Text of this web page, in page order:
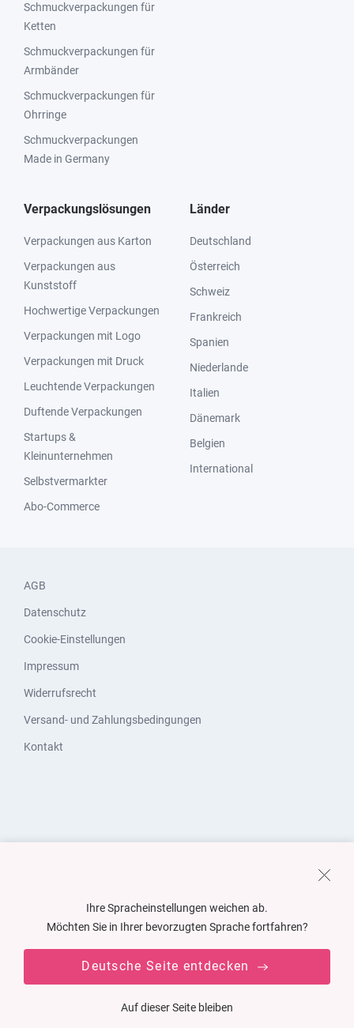
Schmuckverpackungen für
Ketten
Schmuckverpackungen für
Armbänder
Schmuckverpackungen für
Ohrringe
Schmuckverpackungen
Made in Germany
Verpackungslösungen
Verpackungen aus Karton
Verpackungen aus
Kunststoff
Hochwertige Verpackungen
Verpackungen mit Logo
Verpackungen mit Druck
Leuchtende Verpackungen
Duftende Verpackungen
Startups &
Kleinunternehmen
Selbstvermarkter
Abo-Commerce
Länder
Deutschland
Österreich
Schweiz
Frankreich
Spanien
Niederlande
Italien
Dänemark
Belgien
International
AGB
Datenschutz
Cookie-Einstellungen
Impressum
Widerrufsrecht
Versand- und Zahlungsbedingungen
Kontakt
Ihre Spracheinstellungen weichen ab.
Möchten Sie in Ihrer bevorzugten Sprache fortfahren?
Deutsche Seite entdecken
Auf dieser Seite bleiben